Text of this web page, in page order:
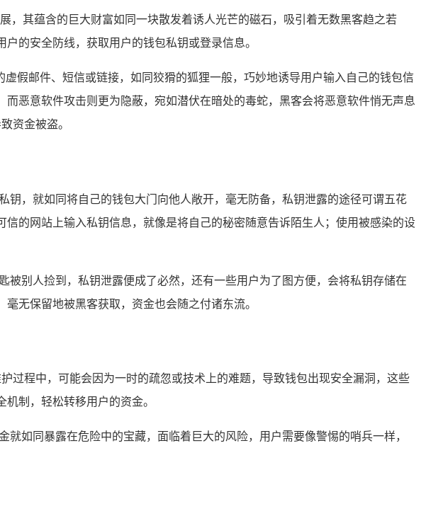
，其蕴含的巨大财富如同一块散发着诱人光芒的磁石，吸引着无数黑客趋之若
的安全防线，获取用户的钱包私钥或登录信息。
虚假邮件、短信或链接，如同狡猾的狐狸一般，巧妙地诱导用户输入自己的钱包信
恶意软件攻击则更为隐蔽，宛如潜伏在暗处的毒蛇，黑客会将恶意软件悄无声息
资金被盗。
，就如同将自己的钱包大门向他人敞开，毫无防备，私钥泄露的途径可谓五花
的网站上输入私钥信息，就像是将自己的秘密随意告诉陌生人；使用被感染的设
别人捡到，私钥泄露便成了必然，还有一些用户为了图方便，会将私钥存储在
无保留地被黑客获取，资金也会随之付诸东流。
过程中，可能会因为一时的疏忽或技术上的难题，导致钱包出现安全漏洞，这些
制，轻松转移用户的资金。
如同暴露在危险中的宝藏，面临着巨大的风险，用户需要像警惕的哨兵一样，